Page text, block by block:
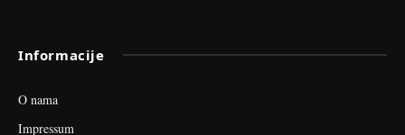
Informacije
O nama
Impressum